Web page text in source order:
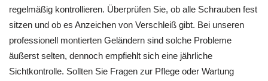
regelmäßig kontrollieren. Überprüfen Sie, ob alle Schrauben fest
sitzen und ob es Anzeichen von Verschleiß gibt. Bei unseren
professionell montierten Geländern sind solche Probleme
äußerst selten, dennoch empfiehlt sich eine jährliche
Sichtkontrolle. Sollten Sie Fragen zur Pflege oder Wartung